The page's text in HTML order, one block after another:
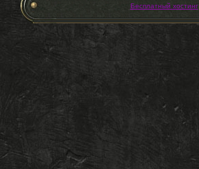
Бесплатный хостинг